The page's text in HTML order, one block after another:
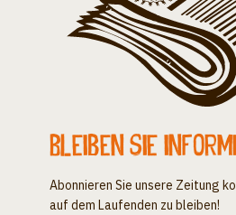
Bleiben Sie
Abonnieren Sie unsere Zeitung
auf dem Laufenden zu bleiben!